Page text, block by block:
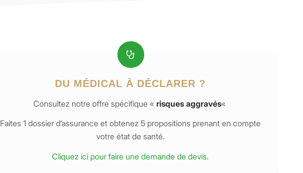
DU MÉDICAL À DÉCLARER ?
Consultez notre offre spécifique « risques aggravés«
Faites 1 dossier d’assurance et obtenez 5 propositions prenant en compte
votre état de santé.
Cliquez ici pour faire une demande de devis.